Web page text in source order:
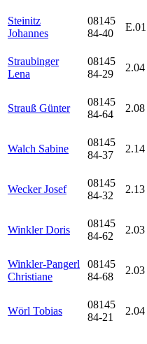
Steinitz
Johannes
08145
84-40
E.01
Straubinger
Lena
08145
84-29
2.04
Strauß Günter
08145
84-64
2.08
Walch Sabine
08145
84-37
2.14
Wecker Josef
08145
84-32
2.13
Winkler Doris
08145
84-62
2.03
Winkler-Pangerl
Christiane
08145
84-68
2.03
Wörl Tobias
08145
84-21
2.04